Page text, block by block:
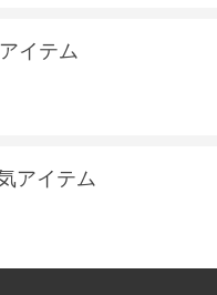
イテム
アイテム